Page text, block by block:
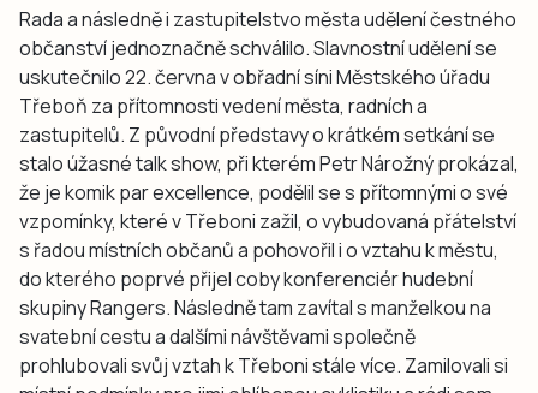
Rada a následně i zastupitelstvo města udělení čestného
občanství jednoznačně schválilo. Slavnostní udělení se
uskutečnilo 22. června v obřadní síni Městského úřadu
Třeboň za přítomnosti vedení města, radních a
zastupitelů. Z původní představy o krátkém setkání se
stalo úžasné talk show, při kterém Petr Nárožný prokázal,
že je komik par excellence, podělil se s přítomnými o své
vzpomínky, které v Třeboni zažil, o vybudovaná přátelství
s řadou místních občanů a pohovořil i o vztahu k městu,
do kterého poprvé přijel coby konferenciér hudební
skupiny Rangers. Následně tam zavítal s manželkou na
svatební cestu a dalšími návštěvami společně
prohlubovali svůj vztah k Třeboni stále více. Zamilovali si